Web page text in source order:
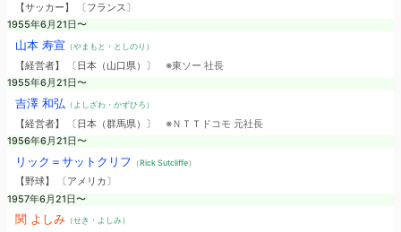
【サッカー】 〔フランス〕
1955年6月21日〜
山本 寿宣 （やまもと・としのり）
【経営者】 〔日本（山口県）〕 ※東ソー 社長
1955年6月21日〜
吉澤 和弘 （よしざわ・かずひろ）
【経営者】 〔日本（群馬県）〕 ※ＮＴＴドコモ 元社長
1956年6月21日〜
リック＝サットクリフ （Rick Sutcliffe）
【野球】 〔アメリカ〕
1957年6月21日〜
関 よしみ（せき・よしみ）